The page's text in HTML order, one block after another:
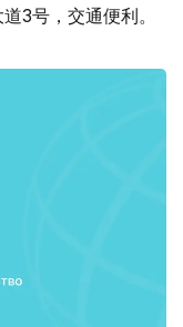
3号，交通便利。